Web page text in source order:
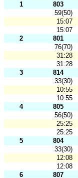
1
803
59(50)
15:07
15:07
2
801
76(70)
31:28
31:28
3
814
33(30)
10:55
10:55
4
805
56(50)
25:25
25:25
5
804
33(30)
12:08
12:08
6
807